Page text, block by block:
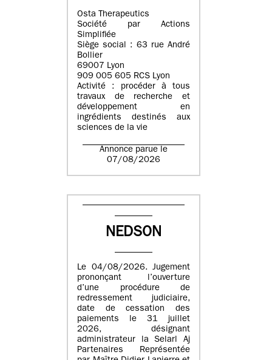
Osta Therapeutics
Société par Actions
Simplifiée
Siège social : 63 rue André
Bollier
69007 Lyon
909 005 605 RCS Lyon
Activité : procéder à tous
travaux de recherche et
développement en
ingrédients destinés aux
sciences de la vie
Annonce parue le
07/08/2026
NEDSON
Le 04/08/2026. Jugement
prononçant l’ouverture
d’une procédure de
redressement judiciaire,
date de cessation des
paiements le 31 juillet
2026, désignant
administrateur la Selarl Aj
Partenaires Représentée